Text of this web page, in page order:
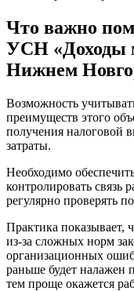
Что важно
УСН «Доходы
Нижнем
Возможность
преимуществ этого
получения налоговой
затраты.
Необходимо
контролировать связь
регулярно проверять
Практика показывает,
из-за сложных норм
организационных
раньше будет налажен
тем проще окажется